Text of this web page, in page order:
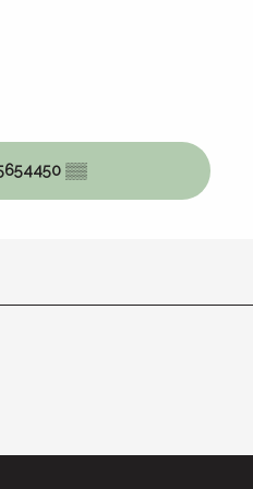
▒▒